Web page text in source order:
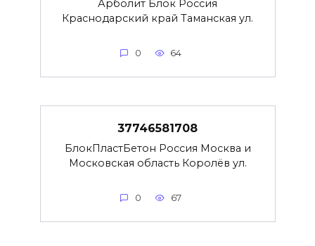
Арболит Блок Россия
Краснодарский край Таманская ул.
0 64
37746581708
БлокПластБетон Россия Москва и
Московская область Королёв ул.
0 67